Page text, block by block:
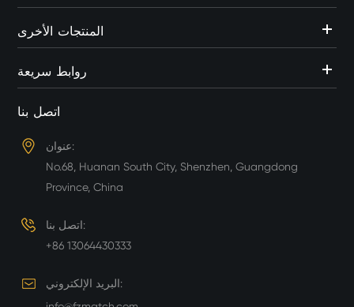
المنتجات الأخرى
روابط سريعة
اتصل بنا
عنوان:
No.68, Huanan South City, Shenzhen, Guangdong
Province, China
اتصل بنا:
+86 13064430333
البريد الإلكتروني: